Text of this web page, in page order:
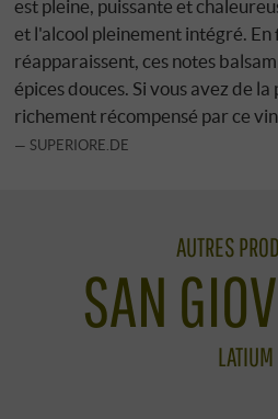
est pleine, puissante et
et l'alcool pleinement intégré. En
réapparaissent, ces notes
épices douces. Si vous avez de
richement récompensé par ce
SUPERIORE.DE
AUTRES
SAN
LATIUM